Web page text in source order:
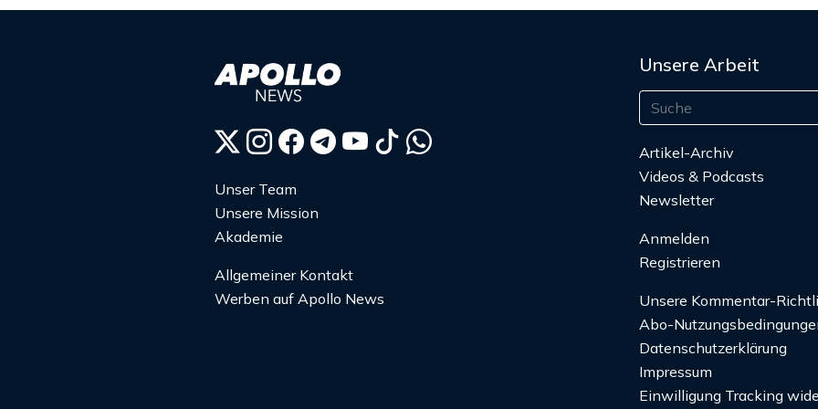
Unser Team
Unsere Mission
Akademie
Allgemeiner Kontakt
Werben auf Apollo News
Unsere Arbeit
Artikel-Archiv
Videos & Podcasts
Newsletter
Anmelden
Registrieren
Unsere Kommentar-
Abo-
Datenschutzerklärung
Impressum
Einwilligung Tracking